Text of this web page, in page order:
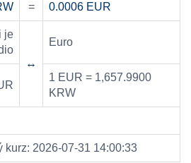
= 0.0006 EUR
je
↔
Euro
1 EUR = 1,657.9900
KRW
kurz: 2026-07-31 14:00:33